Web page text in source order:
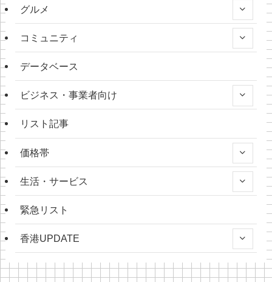
グルメ
コミュニティ
データベース
ビジネス・事業者向け
リスト記事
価格帯
生活・サービス
緊急リスト
香港UPDATE